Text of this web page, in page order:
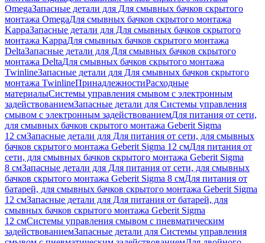
OmegaЗапасные детали для Для смывных бачков скрытого
монтажа OmegaДля смывных бачков скрытого монтажа
KappaЗапасные детали для Для смывных бачков скрытого
монтажа KappaДля смывных бачков скрытого монтажа
DeltaЗапасные детали для Для смывных бачков скрытого
монтажа DeltaДля смывных бачков скрытого монтажа
TwinlineЗапасные детали для Для смывных бачков скрытого
монтажа TwinlineПринадлежностиРасходные
материалыСистемы управления смывом с электронным
задействованиемЗапасные детали для Системы управления
смывом с электронным задействованиемДля питания от сети,
для смывных бачков скрытого монтажа Geberit Sigma
12 смЗапасные детали для Для питания от сети, для смывных
бачков скрытого монтажа Geberit Sigma 12 смДля питания от
сети, для смывных бачков скрытого монтажа Geberit Sigma
8 смЗапасные детали для Для питания от сети, для смывных
бачков скрытого монтажа Geberit Sigma 8 смДля питания от
батарей, для смывных бачков скрытого монтажа Geberit Sigma
12 смЗапасные детали для Для питания от батарей, для
смывных бачков скрытого монтажа Geberit Sigma
12 смСистемы управления смывом с пневматическим
задействованиемЗапасные детали для Системы управления